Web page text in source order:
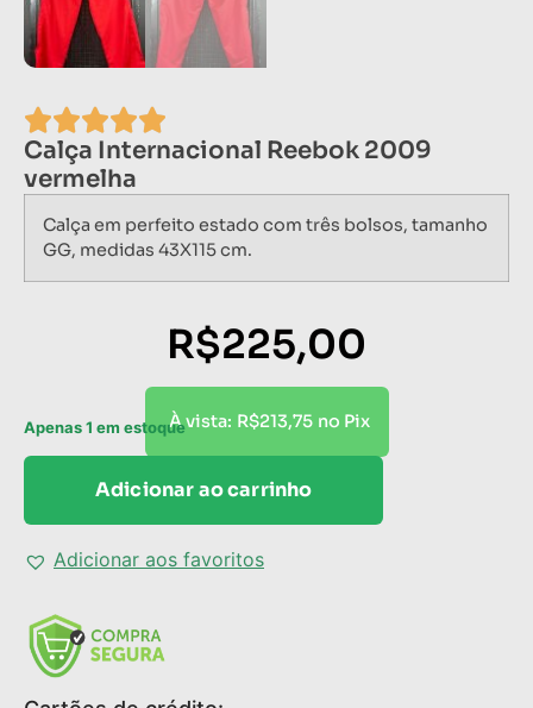
Calça Internacional Reebok 2009
vermelha
Calça em perfeito estado com três bolsos, tamanho
GG, medidas 43X115 cm.
R$225,00
À vista: R$213,75 no Pix
Apenas 1 em estoque
Adicionar ao carrinho
Adicionar aos favoritos